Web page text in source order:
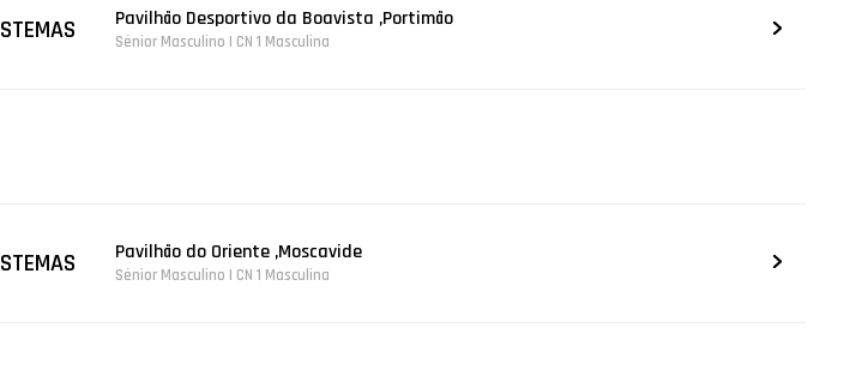
Pavilhão Desportivo da Boavista ,Portimão
Sénior Masculino | CN 1 Masculina
Pavilhão do Oriente ,Moscavide
Sénior Masculino | CN 1 Masculina